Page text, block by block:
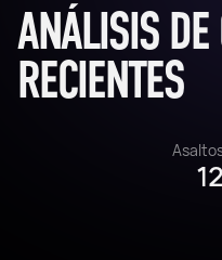
ANÁLISIS DE
RECIENTES
12